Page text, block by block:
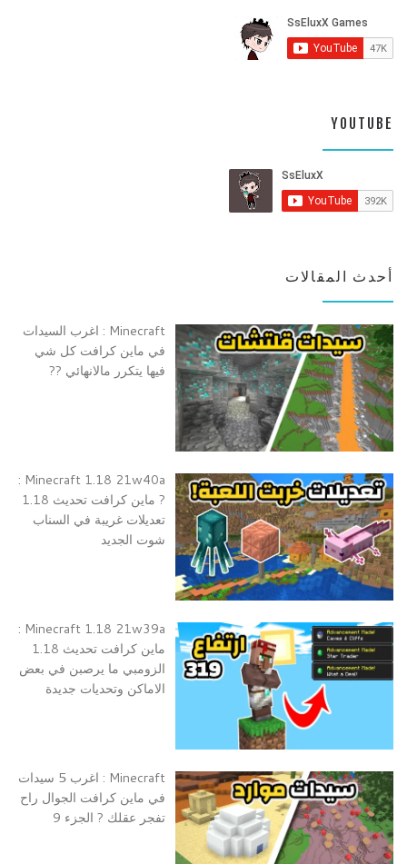
YOUTUBE
أحدث المقالات
Minecraft : اغرب السيدات
في ماين كرافت كل شي
فيها يتكرر مالانهائي ??
Minecraft 1.18 21w40a :
? ماين كرافت تحديث 1.18
تعديلات غريبة في السناب
شوت الجديد
Minecraft 1.18 21w39a :
ماين كرافت تحديث 1.18
الزومبي ما يرصبن في بعض
الاماكن وتحديات جديدة
Minecraft : اغرب 5 سيدات
في ماين كرافت الجوال راح
تفجر عقلك ? الجزء 9